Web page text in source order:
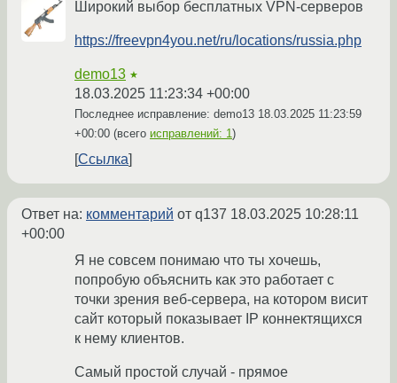
Широкий выбор бесплатных VPN-серверов
https://freevpn4you.net/ru/locations/russia.php
demo13 ★
18.03.2025 11:23:34 +00:00
Последнее исправление: demo13 18.03.2025 11:23:59
+00:00 (всего исправлений: 1)
Ссылка
Ответ на: комментарий от q137 18.03.2025 10:28:11
+00:00
Я не совсем понимаю что ты хочешь,
попробую объяснить как это работает с
точки зрения веб-сервера, на котором висит
сайт который показывает IP коннектящихся
к нему клиентов.
Самый простой случай - прямое